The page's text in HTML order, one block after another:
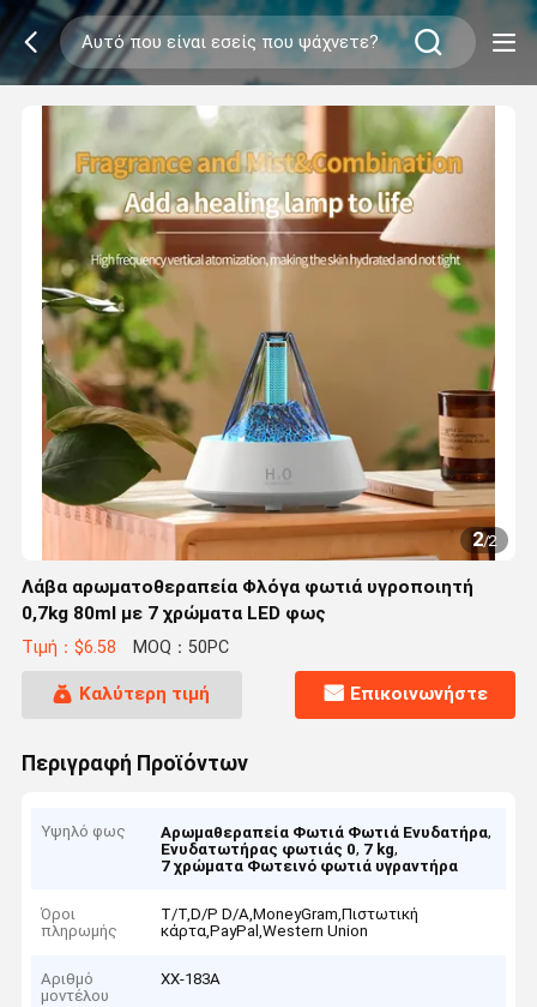
1/2
Λάβα αρωματοθεραπεία Φλόγα φωτιά υγροποιητή
0,7kg 80ml με 7 χρώματα LED φως
Τιμή：$6.58 MOQ：50PC
Καλύτερη τιμή Επικοινωνήστε
Περιγραφή Προϊόντων
Υψηλό φως Αρωμαθεραπεία Φωτιά Φωτιά Ενυδατήρα,
Ενυδατωτήρας φωτιάς 0, 7 kg,
7 χρώματα Φωτεινό φωτιά υγραντήρα
Όροι
πληρωμής
T/T,D/P D/A,MoneyGram,Πιστωτική
κάρτα,PayPal,Western Union
Αριθμό
μοντέλου
ΧΧ-183Α